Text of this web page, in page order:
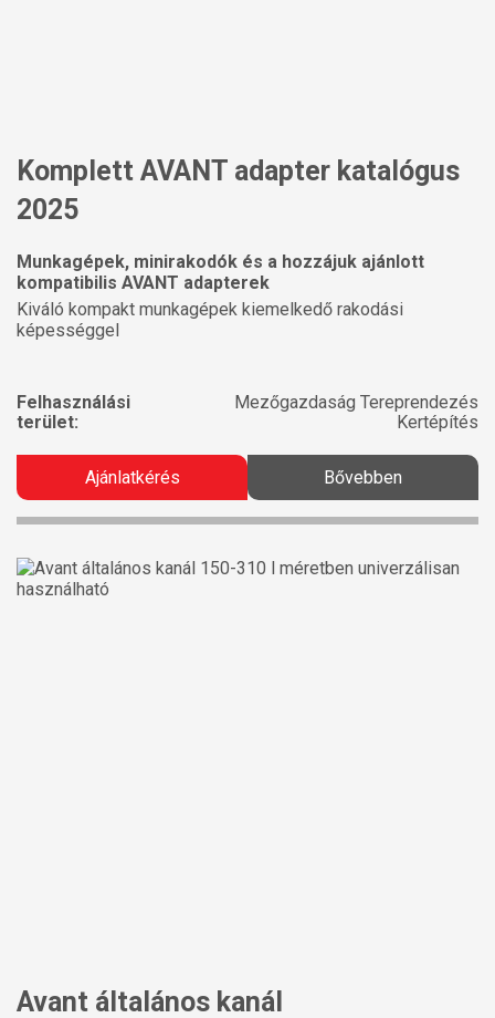
Komplett AVANT adapter katalógus
2025
Munkagépek, minirakodók és a hozzájuk ajánlott
kompatibilis AVANT adapterek
Kiváló kompakt munkagépek kiemelkedő rakodási
képességgel
Felhasználási
terület:
Mezőgazdaság Tereprendezés
Kertépítés
Ajánlatkérés Bővebben
Avant általános kanál